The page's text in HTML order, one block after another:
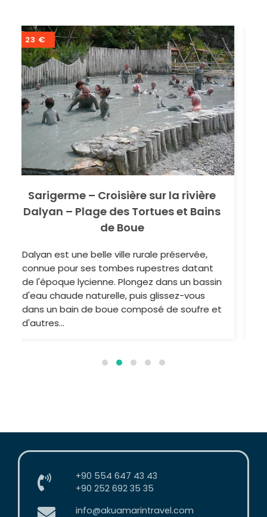
58 €
Sarigerme – Pamukkale (Château
de coton) et Hiérapolis
La huitième merveille du monde! Une
expérience de la nature pleine d'âme! Étant
un calcaire avec des ressources naturelles
en eau, Pamukkale offre des vues
incroyables sur le château blanc, les
cascades blanches et les petits bassins.
Avec une eau curative…
+90 554 647 43 43
+90 252 692 35 35
info@akuamarintravel.com